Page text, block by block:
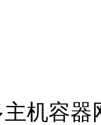
机容器